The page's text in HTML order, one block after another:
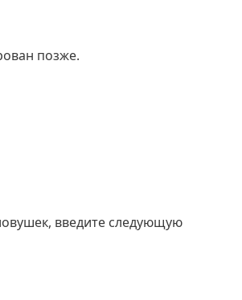
позже.
введите следующую